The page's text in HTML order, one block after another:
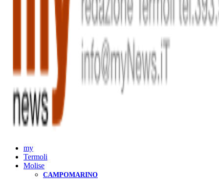
my
Termoli
Molise
CAMPOMARINO